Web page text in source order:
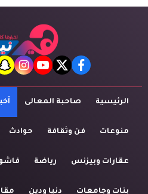
facebook
twitter
youtube
الرئيسية صاحبة المعالى
منوعات فن وثقافة حوادث
عقارات وبيزنس رياضة
بنات وجامعات دنيا ودين